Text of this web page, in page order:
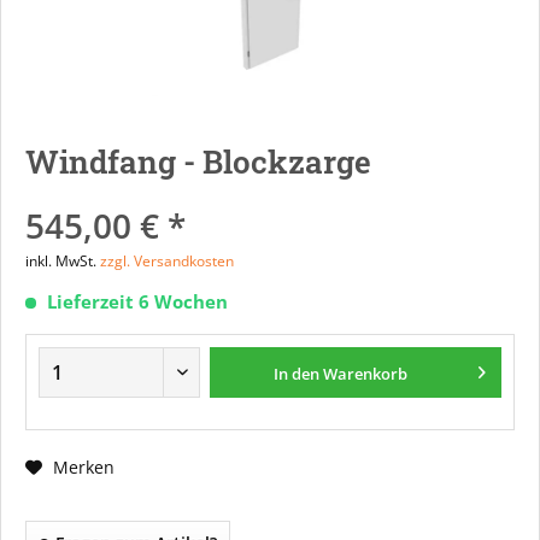
Windfang - Blockzarge
545,00 € *
inkl. MwSt.zzgl. Versandkosten
Lieferzeit 6 Wochen
In denWarenkorb
Merken